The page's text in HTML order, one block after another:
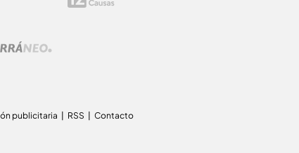
publicitaria RSS Contacto